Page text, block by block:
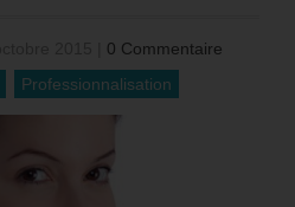
0 Commentaire
Professionnalisation